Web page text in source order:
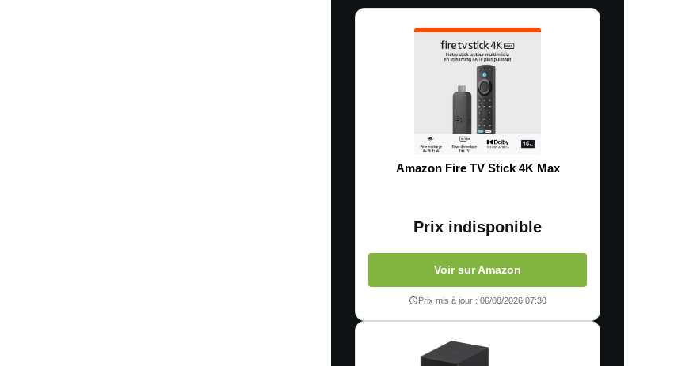
Amazon Fire TV Stick 4K Max
Prix indisponible
Voir sur Amazon
Prix mis à jour : 06/08/2026 07:30